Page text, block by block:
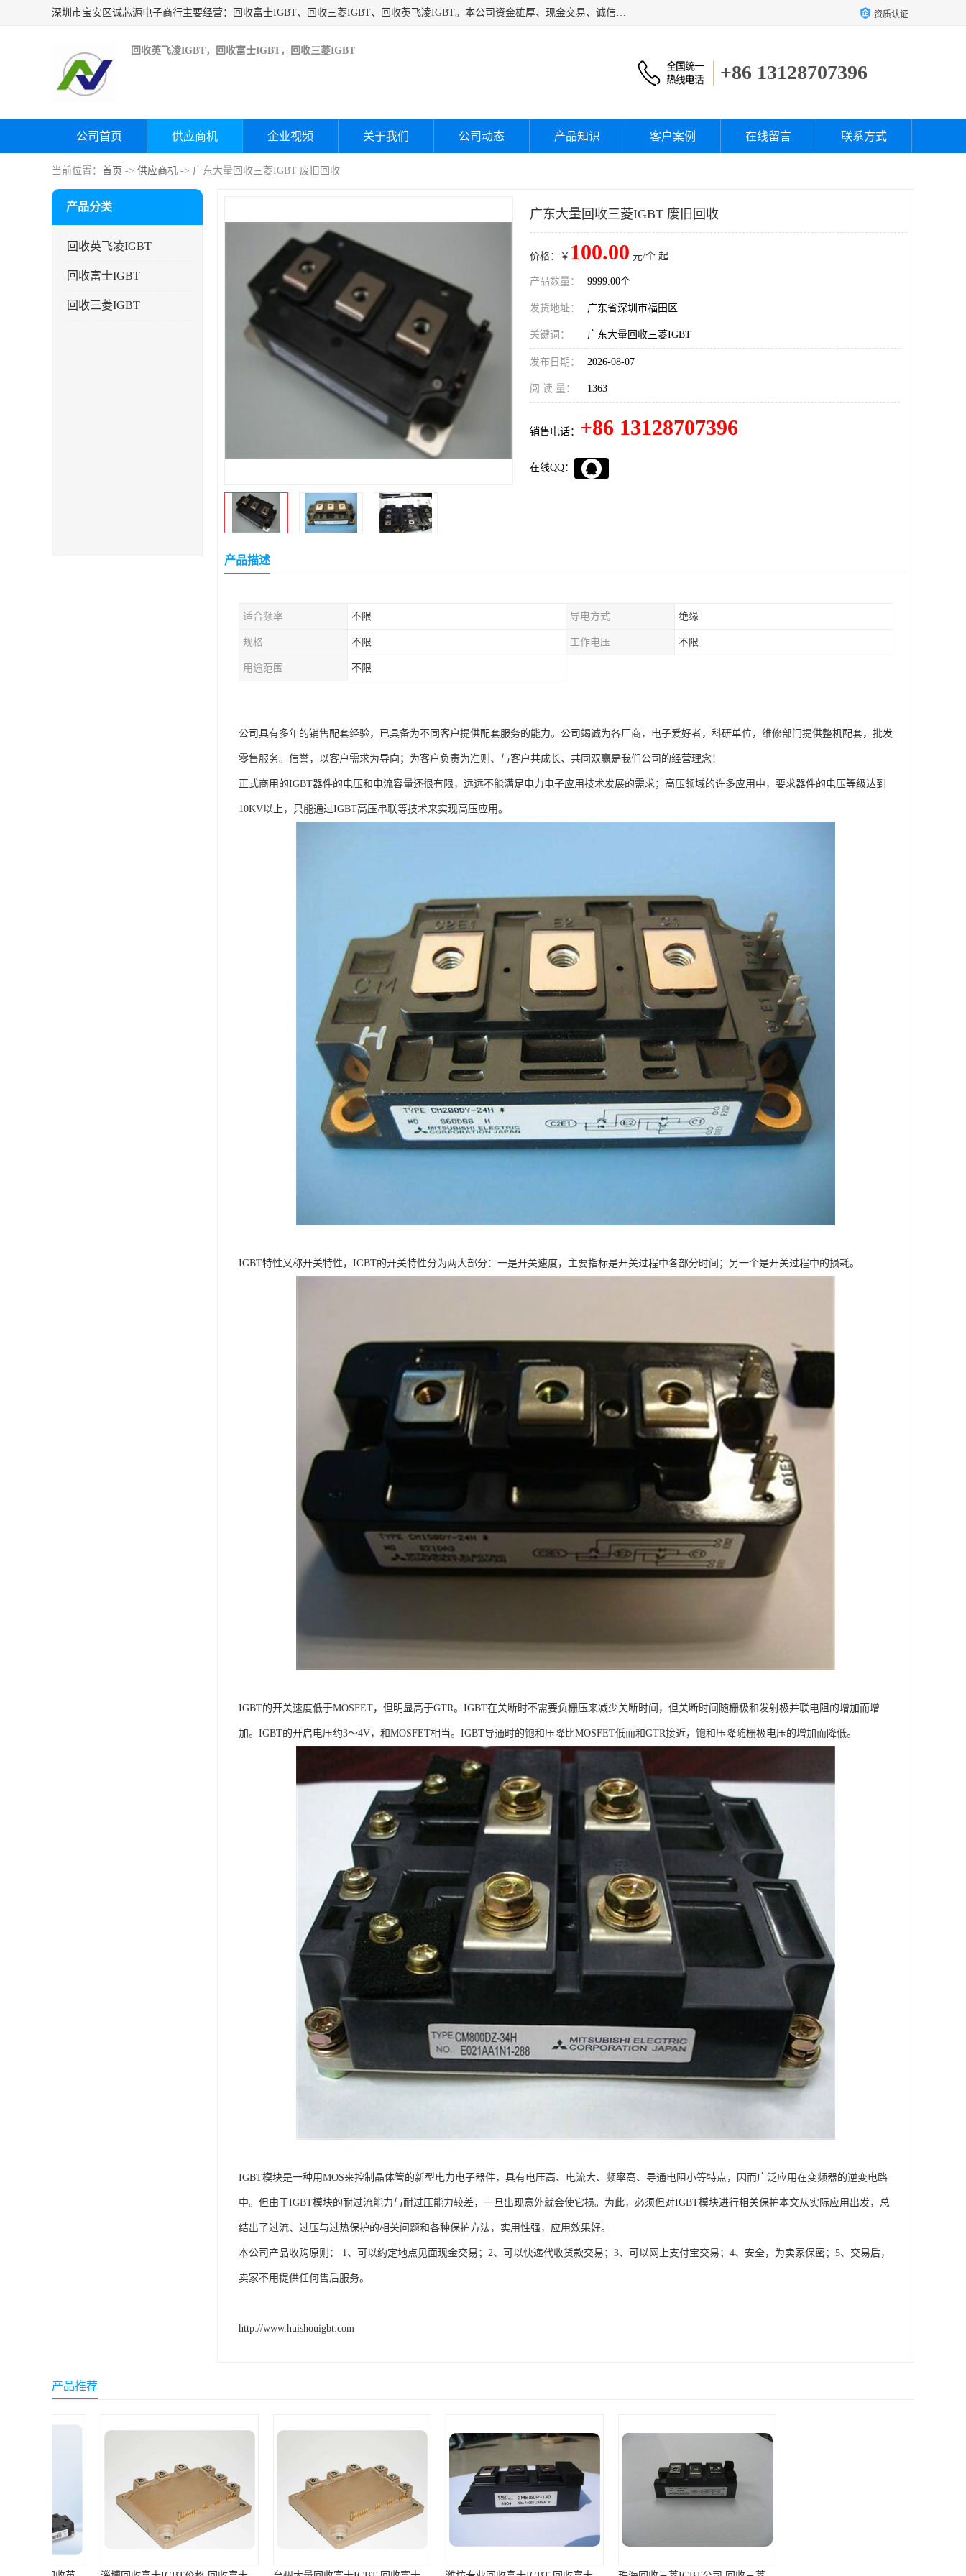
深圳市宝安区诚芯源电子商行主要经营：回收富士IGBT、回收三菱IGBT、回收英飞凌IGBT。本公司资金雄厚、现金交易、诚信待人，经过不断的探索和发展，已形成完善的评估、采购，从而为客户提供快捷价优的库存处理服务，迅速为客户消化库存，回笼资金。 资质认证
回收英飞凌IGBT，回收富士IGBT，回收三菱IGBT
+86 13128707396
公司首页 供应商机 企业视频 关于我们 公司动态 产品知识 客户案例 在线留言 联系方式
当前位置： 首页 -> 供应商机 -> 广东大量回收三菱IGBT 废旧回收
产品分类
回收英飞凌IGBT
回收富士IGBT
回收三菱IGBT
广东大量回收三菱IGBT 废旧回收
价格：￥ 100.00 元/个 起
产品数量： 9999.00个
发货地址： 广东省深圳市福田区
关键词： 广东大量回收三菱IGBT
发布日期： 2026-08-07
阅 读 量： 1363
销售电话： +86 13128707396
在线QQ：
产品描述
适合频率 不限 导电方式 绝缘
规格 不限 工作电压 不限
用途范围 不限
公司具有多年的销售配套经验，已具备为不同客户提供配套服务的能力。公司竭诚为各厂商，电子爱好者，科研单位，维修部门提供整机配套，批发
零售服务。信誉，以客户需求为导向；为客户负责为准则、与客户共成长、共同双赢是我们公司的经营理念！
正式商用的IGBT器件的电压和电流容量还很有限，远远不能满足电力电子应用技术发展的需求；高压领域的许多应用中，要求器件的电压等级达到
10KV以上，只能通过IGBT高压串联等技术来实现高压应用。
IGBT特性又称开关特性，IGBT的开关特性分为两大部分：一是开关速度，主要指标是开关过程中各部分时间；另一个是开关过程中的损耗。
IGBT的开关速度低于MOSFET，但明显高于GTR。IGBT在关断时不需要负栅压来减少关断时间，但关断时间随栅极和发射极并联电阻的增加而增
加。IGBT的开启电压约3～4V，和MOSFET相当。IGBT导通时的饱和压降比MOSFET低而和GTR接近，饱和压降随栅极电压的增加而降低。
IGBT模块是一种用MOS来控制晶体管的新型电力电子器件，具有电压高、电流大、频率高、导通电阻小等特点，因而广泛应用在变频器的逆变电路
中。但由于IGBT模块的耐过流能力与耐过压能力较差，一旦出现意外就会使它损。为此，必须但对IGBT模块进行相关保护本文从实际应用出发，总
结出了过流、过压与过热保护的相关问题和各种保护方法，实用性强，应用效果好。
本公司产品收购原则： 1、可以约定地点见面现金交易；2、可以快递代收货款交易；3、可以网上支付宝交易；4、安全，为卖家保密；5、交易后，
卖家不用提供任何售后服务。
http://www.huishouigbt.com
产品推荐